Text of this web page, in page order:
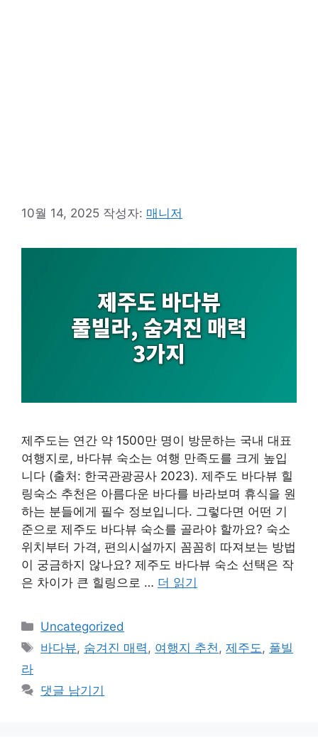
10월 14, 2025 작성자: 매니저
제주도는 연간 약 1500만 명이 방문하는 국내 대표
여행지로, 바다뷰 숙소는 여행 만족도를 크게 높입
니다 (출처: 한국관광공사 2023). 제주도 바다뷰 힐
링숙소 추천은 아름다운 바다를 바라보며 휴식을 원
하는 분들에게 필수 정보입니다. 그렇다면 어떤 기
준으로 제주도 바다뷰 숙소를 골라야 할까요? 숙소
위치부터 가격, 편의시설까지 꼼꼼히 따져보는 방법
이 궁금하지 않나요? 제주도 바다뷰 숙소 선택은 작
은 차이가 큰 힐링으로 … 더 읽기
카
테
Uncategorized
태
바다뷰, 숨겨진 매력, 여행지 추천,제주도, 풀빌
라
댓글 남기기